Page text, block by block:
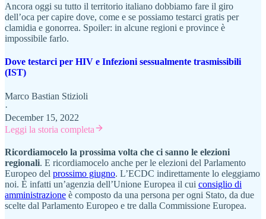
Ancora oggi su tutto il territorio italiano dobbiamo fare il giro
dell’oca per capire dove, come e se possiamo testarci gratis per
clamidia e gonorrea. Spoiler: in alcune regioni e province è
impossibile farlo.
Dove testarci per HIV e Infezioni sessualmente trasmissibili
(IST)
Marco Bastian Stizioli
·
December 15, 2022
Leggi la storia completa
Ricordiamocelo la prossima volta che ci sanno le elezioni
regionali. E ricordiamocelo anche per le elezioni del Parlamento
Europeo del prossimo giugno. L’ECDC indirettamente lo eleggiamo
noi. È infatti un’agenzia dell’Unione Europea il cui consiglio di
amministrazione è composto da una persona per ogni Stato, da due
scelte dal Parlamento Europeo e tre dalla Commissione Europea.